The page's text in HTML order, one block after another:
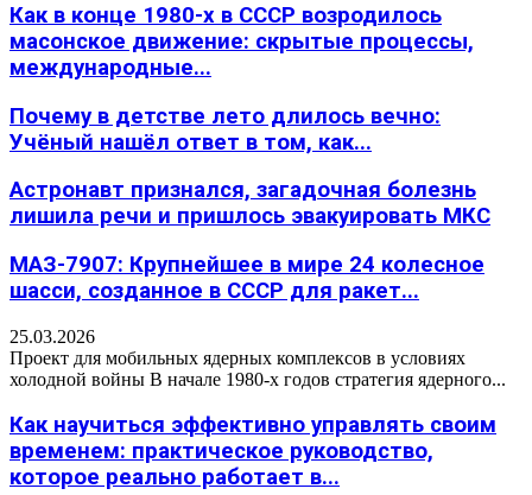
Как в конце 1980-х в СССР возродилось
масонское движение: скрытые процессы,
международные...
Почему в детстве лето длилось вечно:
Учёный нашёл ответ в том, как...
Астронавт признался, загадочная болезнь
лишила речи и пришлось эвакуировать МКС
МАЗ-7907: Крупнейшее в мире 24 колесное
шасси, созданное в СССР для ракет...
25.03.2026
Проект для мобильных ядерных комплексов в условиях
холодной войны В начале 1980-х годов стратегия ядерного...
Как научиться эффективно управлять своим
временем: практическое руководство,
которое реально работает в...